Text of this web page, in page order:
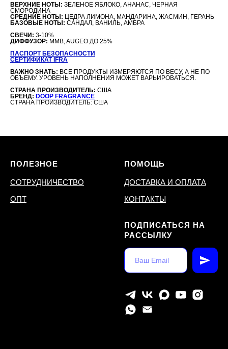
ВЕРХНИЕ НОТЫ: ЗЕЛЕНОЕ ЯБЛОКО, АНАНАС, ЧЕРНАЯ
СМОРОДИНА
СРЕДНИЕ НОТЫ: ЦЕДРА ЛИМОНА, МАНДАРИНА, ЖАСМИН, ГЕРАНЬ
БАЗОВЫЕ НОТЫ: САНДАЛ, ВАНИЛЬ, АМБРА
СВЕЧИ: 3-10%
ДИФФУЗОР: MMB, AUGEO ДО 25%
ПАСПОРТ БЕЗОПАСНОСТИ
СЕРТИФИКАТ IFRA
ВАЖНО ЗНАТЬ: ВСЕ ПРОДУКТЫ ИЗМЕРЯЮТСЯ ПО ВЕСУ, А НЕ ПО
ОБЪЕМУ. УРОВЕНЬ НАПОЛНЕНИЯ МОЖЕТ ВАРЬИРОВАТЬСЯ.
СТРАНА ПРОИЗВОДИТЕЛЬ: США
БРЕНД: DOOP FRAGRANCE
СТРАНА ПРОИЗВОДИТЕЛЬ: США
ПОЛЕЗНОЕ
СОТРУДНИЧЕСТВО
ОПТ
ПОМОЩЬ
ДОСТАВКА И ОПЛАТА
КОНТАКТЫ
ПОДПИСАТЬСЯ НА
РАССЫЛКУ